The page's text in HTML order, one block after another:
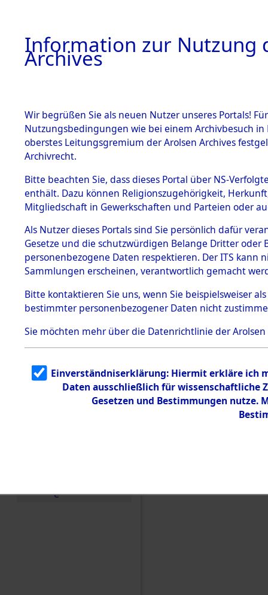
BESTÄNDE
1.
mente
5. Verschiedenes
5.3
Todesmärsche
5.3.1 Alliierte
Erhebungen
zu
Todesmärsch
en
5.3.2
g
5.3.3
Todesmärsch
e
Wuppertal
Information zur Nutzung
Archives
Wir begrüßen Sie als neuen Nutzer unseres Portals!
Nutzungsbedingungen wie bei einem Archivbesuch
oberstes Leitungsgremium der Arolsen Archives
Archivrecht.
Bitte beachten Sie, dass dieses Portal über NS-
enthält. Dazu können Religionszugehörigkeit,
Mitgliedschaft in Gewerkschaften und Parteien oder
Als Nutzer dieses Portals sind Sie persönlich dafür
Gesetze und die schutzwürdigen Belange Dritter
personenbezogene Daten respektieren. Der ITS
Sammlungen erscheinen, verantwortlich gemacht
Bitte kontaktieren Sie uns, wenn Sie beispielsweiser
bestimmter personenbezogener Daten nicht
Sie möchten mehr über die Datenrichtlinie der Arolsen
Einverständniserklärung: Hiermit erkläre ich
Daten ausschließlich für wissenschaftliche
Gesetzen und Bestimmungen nutze.